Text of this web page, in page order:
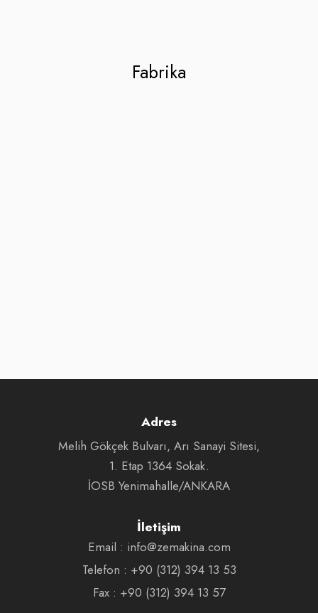
Fabrika
Adres
Melih Gökçek Bulvarı, Arı Sanayi Sitesi,
1. Etap 1364 Sokak.
İOSB Yenimahalle/ANKARA
İletişim
Email : info@zemakina.com
Telefon : +90 (312) 394 13 53
Fax : +90 (312) 394 13 57